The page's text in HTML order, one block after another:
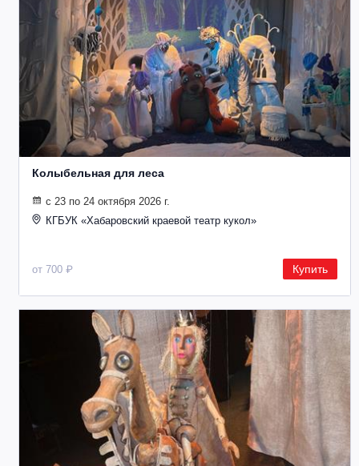
Колыбельная для леса
с 23 по 24 октября 2026 г.
КГБУК «Хабаровский краевой театр кукол»
от 700 ₽ Купить